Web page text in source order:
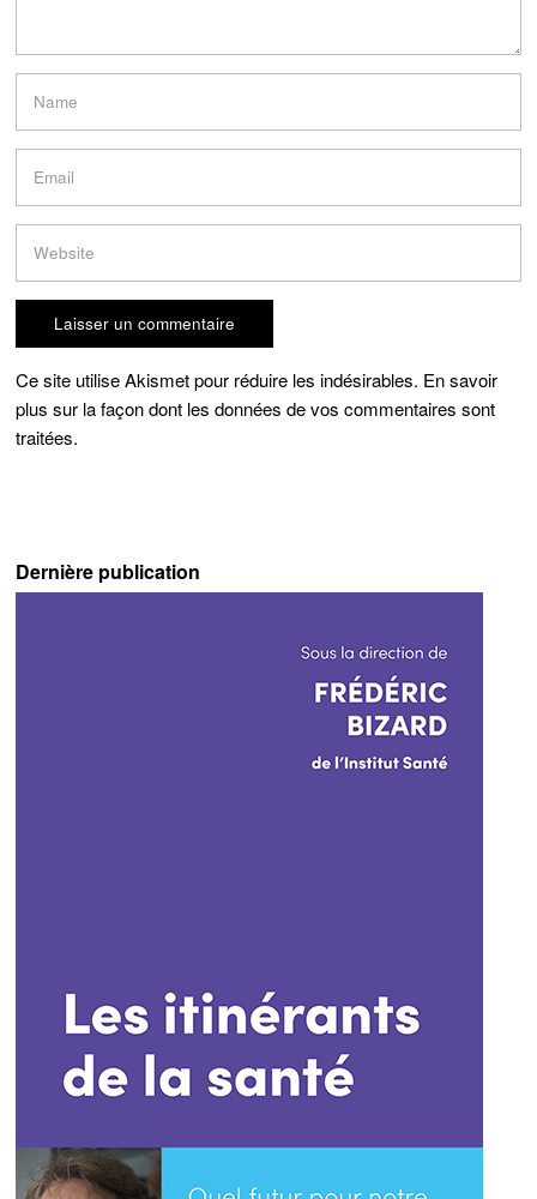
Ce site utilise Akismet pour réduire les indésirables. En savoir
plus sur la façon dont les données de vos commentaires sont
traitées.
Dernière publication